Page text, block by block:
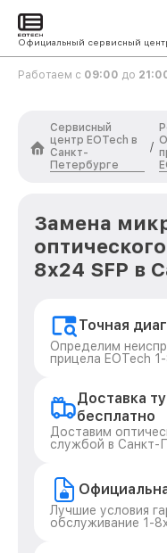
Официальный сервисный
Работаем с 09:00 до
Сервисный
центр EOTech в
Санкт-
Петербурге
/
Замена
8x24 SFP в
Точная
Определим
прицела EOTech
Доставка
бесплатно
Доставим
службой в Санкт-
Лучшие условия
обслуживание 1-